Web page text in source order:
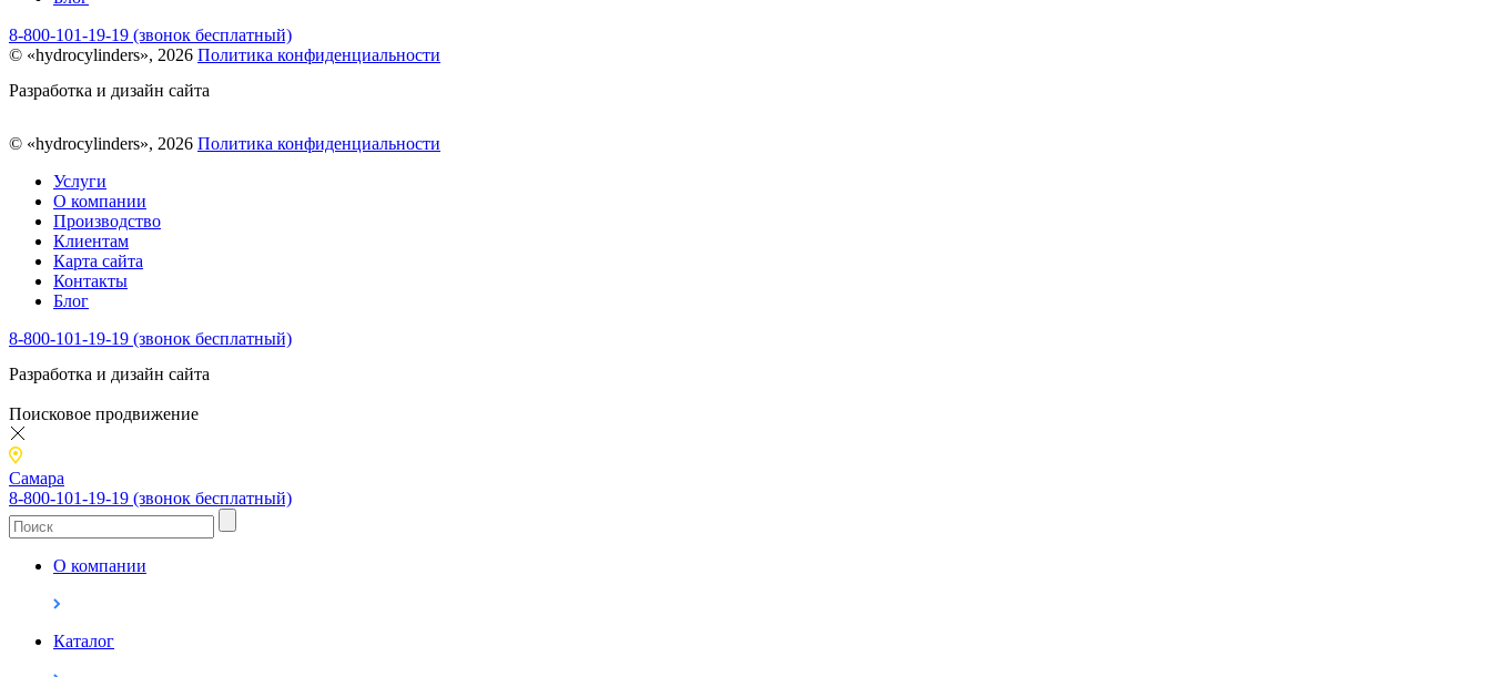
8-800-101-19-19 (звонок бесплатный)
© «hydrocylinders», 2026 Политика конфиденциальности
Разработка и дизайн сайта
© «hydrocylinders», 2026 Политика конфиденциальности
Услуги
О компании
Производство
Клиентам
Карта сайта
Контакты
Блог
8-800-101-19-19 (звонок бесплатный)
Разработка и дизайн сайта
Поисковое продвижение
Самара
8-800-101-19-19 (звонок бесплатный)
О компании
Каталог